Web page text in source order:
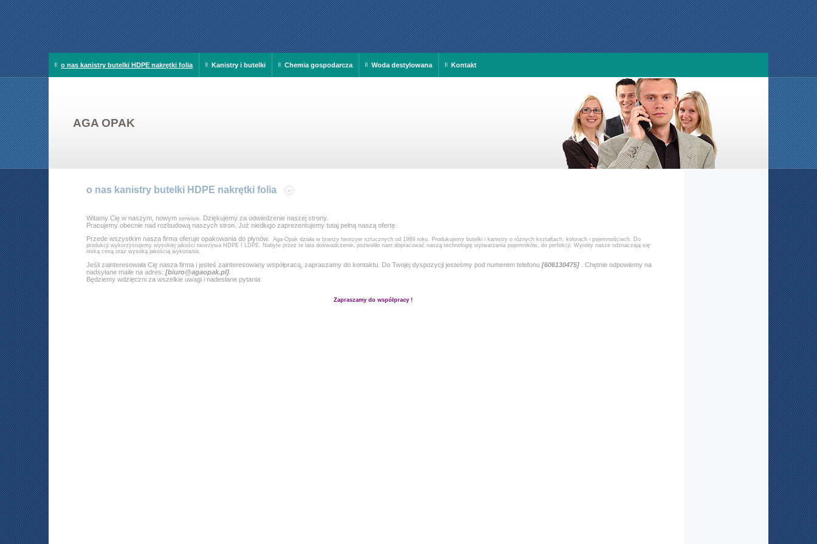
o nas kanistry butelki HDPE nakrętki folia Kanistry i butelki Chemia gospodarcza Woda destylowana Kontakt
AGA OPAK
o nas kanistry butelki HDPE nakrętki folia
Witamy Cię w naszym, nowym serwisie . Dziękujemy za odwiedzenie naszej strony.
Pracujemy obecnie nad rozbudową naszych stron. Już niedługo zaprezentujemy tutaj pełną naszą ofertę.
Przede wszystkim nasza firma oferuje opakowania do płynów. Aga-Opak działa w branży tworzyw sztucznych od 1989 roku. Produkujemy butelki i kanistry o różnych kształtach, kolorach i pojemnościach. Do
produkcji wykorzystujemy wysokiej jakości tworzywa HDPE I LDPE. Nabyte przez te lata doświadczenie, pozwoliło nam dopracować naszą technologię wytwarzania pojemników, do perfekcji. Wyroby nasze odznaczają się
niską ceną oraz wysoką jakością wykonania.
Jeśli zainteresowała Cię nasza firma i jesteś zainteresowany współpracą, zapraszamy do kontaktu. Do Twojej dyspozycji jesteśmy pod numerem telefonu [606130475] . Chętnie odpowiemy na
nadsyłane maile na adres: [biuro@agaopak.pl]
Będziemy wdzięczni za wszelkie uwagi i nadesłane pytania
Zapraszamy do współpracy !